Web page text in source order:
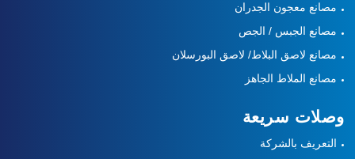
مصانع معجون الجدران
مصانع الجبس / الجص
مصانع لاصق البلاط/ لاصق البورسلان
مصانع الملاط الجاهز
وصلات سريعة
التعريف بالشركة